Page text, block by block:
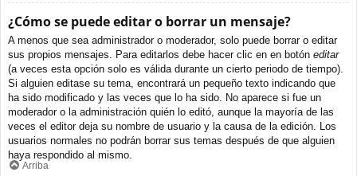
¿Cómo se puede editar o borrar un mensaje?
A menos que sea administrador o moderador, solo puede borrar o editar
sus propios mensajes. Para editarlos debe hacer clic en en botón editar
(a veces esta opción solo es válida durante un cierto periodo de tiempo).
Si alguien editase su tema, encontrará un pequeño texto indicando que
ha sido modificado y las veces que lo ha sido. No aparece si fue un
moderador o la administración quién lo editó, aunque la mayoría de las
veces el editor deja su nombre de usuario y la causa de la edición. Los
usuarios normales no podrán borrar sus temas después de que alguien
haya respondido al mismo.
Arriba